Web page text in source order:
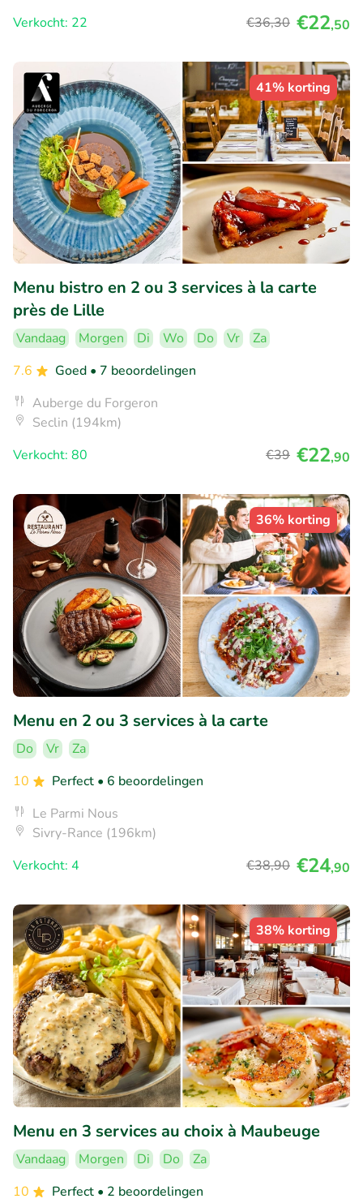
Verkocht: 22
€36,30 €22,50
41% korting
Menu bistro en 2 ou 3 services à la carte
près de Lille
Vandaag Morgen Di Wo Do Vr
Za
7.6
Goed • 7 beoordelingen
Auberge du Forgeron
Seclin (194km)
Verkocht: 80
€39 €22,90
36% korting
Menu en 2 ou 3 services à la carte
Do Vr
Za
10
Perfect • 6 beoordelingen
Le Parmi Nous
Sivry-Rance (196km)
Verkocht: 4
€38,90 €24,90
38% korting
Menu en 3 services au choix à Maubeuge
Vandaag Morgen Di Do
Za
10
Perfect • 2 beoordelingen